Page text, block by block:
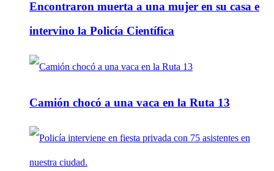
Encontraron muerta a una mujer en su casa e
intervino la Policía Científica
Camión chocó a una vaca en la Ruta 13